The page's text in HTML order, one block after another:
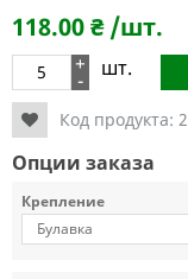
118.00₴ /шт.
+
- шт.
Код продукта:
Опции заказа
Крепление